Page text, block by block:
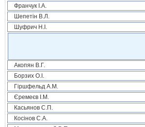
Франчук І.А.
Шепетін В.Л.
Шуфрич Н.І.
Акопян В.Г.
Борзих О.І.
Гіршфельд А.М.
Єремеєв І.М.
Касьянов С.П.
Косінов С.А.